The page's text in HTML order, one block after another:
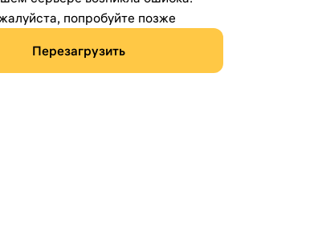
попробуйте позже
Перезагрузить